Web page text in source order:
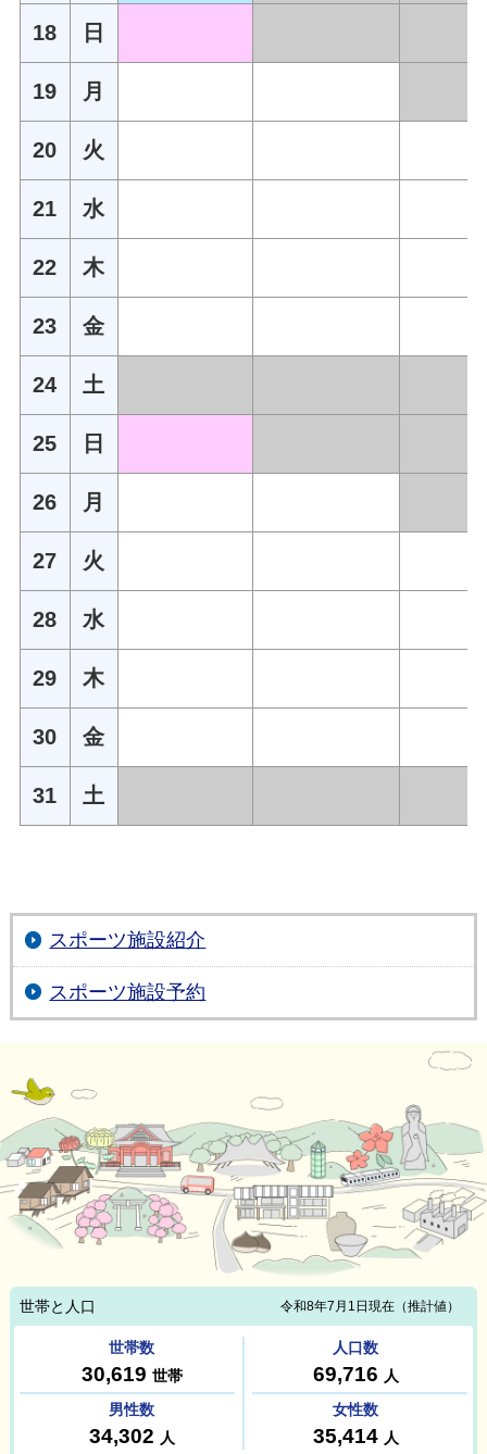
18 日
19 月
20 火
21 水
22 木
23 金
24 土
25 日
26 月
27 火
28 水
29 木
30 金
31 土
スポーツ施設紹介
スポーツ施設予約